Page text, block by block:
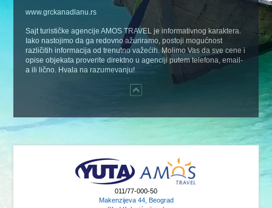
www.grckanadlanu.rs
Sajt turističke agencije AMOS TRAVEL je informativnog karaktera.
Iako nastojimo da ga redovno ažuriramo, postoji mogućnost
različitih informacija od trenutno važećih. Molimo Vas da sve cene i
opise objekata proverite direktno u agenciji putem telefona, email-
a ili lično. Hvala na razumevanju!
011/77-000-50
Makenzijeva 44, Beograd